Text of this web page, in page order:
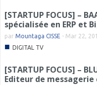
[STARTUP FOCUS] –
spécialisée en ERP et
par Mountaga CISSE - Mar 22,
■ DIGITAL TV
[STARTUP FOCUS] –
Editeur de